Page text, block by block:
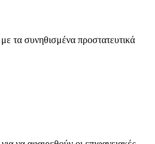
τα συνηθισμένα προστατευτικά